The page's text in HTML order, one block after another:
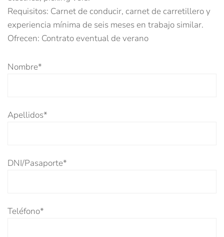
Requisitos: Carnet de conducir, carnet de carretillero y
experiencia mínima de seis meses en trabajo similar.
Ofrecen: Contrato eventual de verano
Nombre*
Apellidos*
DNI/Pasaporte*
Teléfono*